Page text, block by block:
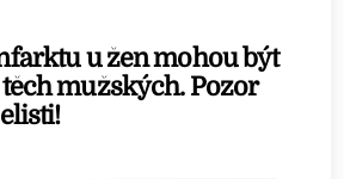
u žen mohou být
mužských. Pozor